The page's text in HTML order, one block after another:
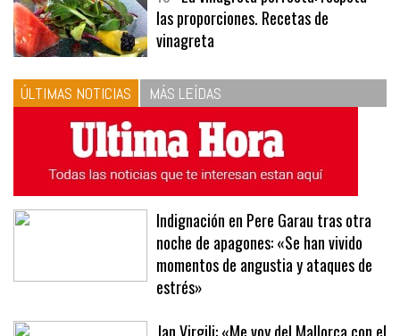
10La vinagreta perfecta: respeta
las proporciones. Recetas de
vinagreta
ÚLTIMAS NOTICIAS MÁS LEÍDAS
Indignación en Pere Garau tras otra
noche de apagones: «Se han vivido
momentos de angustia y ataques de
estrés»